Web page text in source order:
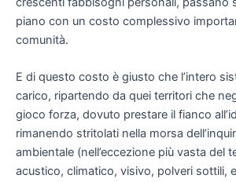
piano con un costo complessivo
comunità.
E di questo costo è giusto che l’intero
carico, ripartendo da quei territori che
gioco forza, dovuto prestare il fianco
rimanendo stritolati nella morsa
ambientale (nell’eccezione più vasta del
acustico, climatico, visivo, polveri sottili,